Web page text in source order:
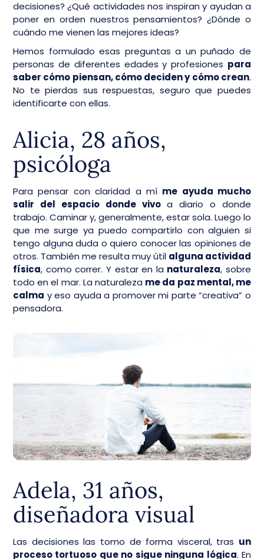
decisiones? ¿Qué actividades nos inspiran y ayudan a
poner en orden nuestros pensamientos? ¿Dónde o
cuándo me vienen las mejores ideas?
Hemos formulado esas preguntas a un puñado de
personas de diferentes edades y profesiones para
saber cómo piensan, cómo deciden y cómo crean.
No te pierdas sus respuestas, seguro que puedes
identificarte con ellas.
Alicia, 28 años,
psicóloga
Para pensar con claridad a mí me ayuda mucho
salir del espacio donde vivo a diario o donde
trabajo. Caminar y, generalmente, estar sola. Luego lo
que me surge ya puedo compartirlo con alguien si
tengo alguna duda o quiero conocer las opiniones de
otros. También me resulta muy útil alguna actividad
física, como correr. Y estar en la naturaleza, sobre
todo en el mar. La naturaleza me da paz mental, me
calma y eso ayuda a promover mi parte “creativa” o
pensadora.
Adela, 31 años,
diseñadora visual
Las decisiones las tomo de forma visceral, tras un
proceso tortuoso que no sigue ninguna lógica. En